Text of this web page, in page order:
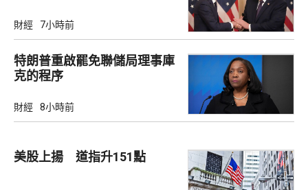
財經 7小時前
特朗普重啟罷免聯儲局理事庫
克的程序
財經 8小時前
美股上揚 道指升151點